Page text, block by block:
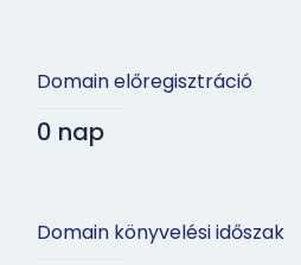
Domain előregisztráció
0 nap
Domain könyvelési időszak